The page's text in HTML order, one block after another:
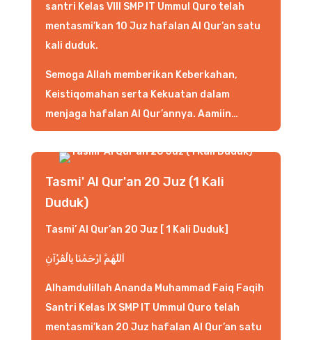
santri Kelas VIII SMP IT Ummul Quro telah
mentasmi’kan 10 Juz hafalan Al Qur’an satu
kali duduk.
Semoga Allah memberikan Keberkahan,
Keistiqomahan serta Kekuatan dalam
menjaga hafalan Al Qur’annya. Aamiin…
Tasmi' Al Qur'an 20 Juz (1 Kali
Duduk)
Tasmi’ Al Qur’an 20 Juz [ 1 Kali Duduk]
اَللَّهُمَّ ارْحَمْنَا بِالْقُرْآنِ
Alhamdulillah Ananda Muhammad Faiq Faqih
Santri Kelas IX SMP IT Ummul Quro telah
mentasmi’kan 20 Juz hafalan Al Qur’an satu